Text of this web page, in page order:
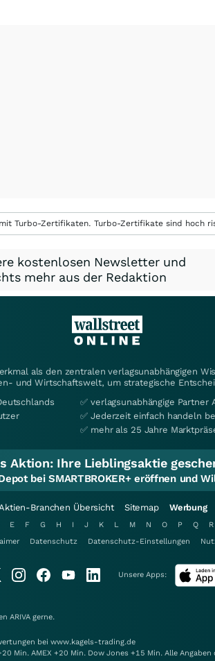
Turbo-Zertifikaten. Turbo-Zertifikate sind hoch
kostenlosen Newsletter und
mehr aus der Redaktion
als den zentralen verlagsunabhängigen
und Wirtschaftswelt, um strategische
✅ verlagsunabhängige Partner
✅ Jederzeit einfach handeln
✅ mehr als 25 Jahre
Aktion: Ihre Lieblingsaktie
bei SMARTBROKER+ eröffnen und
Branchen Übersicht Sitemap Werbung
E F G H I J K L M N O P Q R
Datenschutz Datenschutz-Einstellungen
Unsere Apps:
ARIVA gerne.
bei www.kagels-trading.de
Min. AMEX +20 Min. Dow Jones +15 Min. Alle Angaben